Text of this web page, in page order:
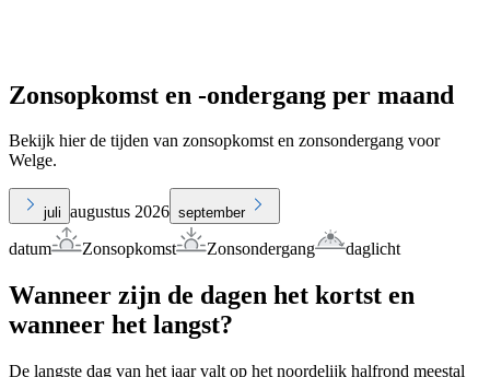
Zonsopkomst en -ondergang per maand
Bekijk hier de tijden van zonsopkomst en zonsondergang voor
Welge.
juli augustus 2026 september
datum Zonsopkomst Zonsondergang daglicht
Wanneer zijn de dagen het kortst en
wanneer het langst?
De langste dag van het jaar valt op het noordelijk halfrond meestal